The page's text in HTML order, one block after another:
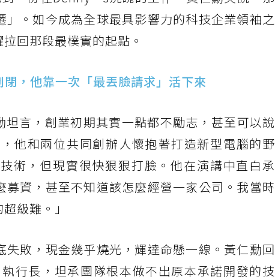
。如今成為全球最具影響力的科技企業領袖之
回那段最樸實的起點。
，他靠一次「最丟臉請求」活下來
言，創業初期其實一點都不勵志，甚至可以說
他和兩位共同創辦人懷抱著打造新型電腦的野
術，但現實很快狠狠打臉。他在演講中直白承
資，甚至不知道該怎麼經營一家公司。我當時
級難。」
敗，現金幾乎燒光，輝達命懸一線。黃仁勳回
行長，坦承團隊根本做不出原本承諾開發的技